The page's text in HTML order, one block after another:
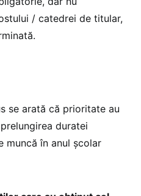
/ catedrei de titular,
se arată că prioritate au
duratei
muncă în anul școlar